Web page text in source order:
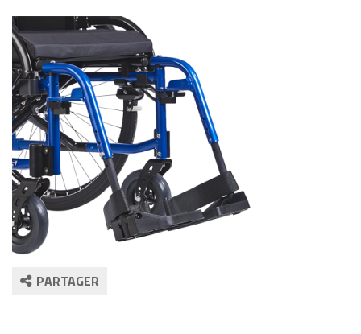
PARTAGER